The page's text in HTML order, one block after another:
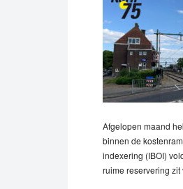
Afgelopen maand
binnen de
indexering (IBOI)
ruime reservering zit